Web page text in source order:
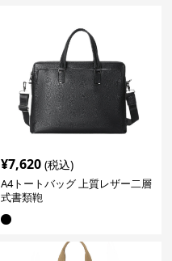
¥7,620 (税込)
A4トートバッグ 上質レザー二層
式書類鞄